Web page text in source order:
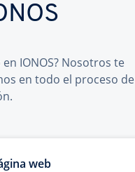
en IONOS? Nosotros te
en todo el proceso de
web